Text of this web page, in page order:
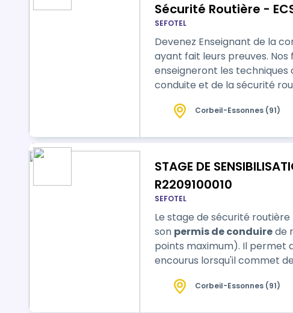
Sécurité Routière -
SEFOTEL
Devenez Enseignant de la
ayant fait leurs preuves.
enseigneront les
conduite et de la sécurité
Corbeil-Essonnes (91)
STAGE DE
R2209100010
SEFOTEL
Le stage de sécurité
son permis de conduirede
points maximum). Il permet
encourus lorsqu'il commet des
Corbeil-Essonnes (91)